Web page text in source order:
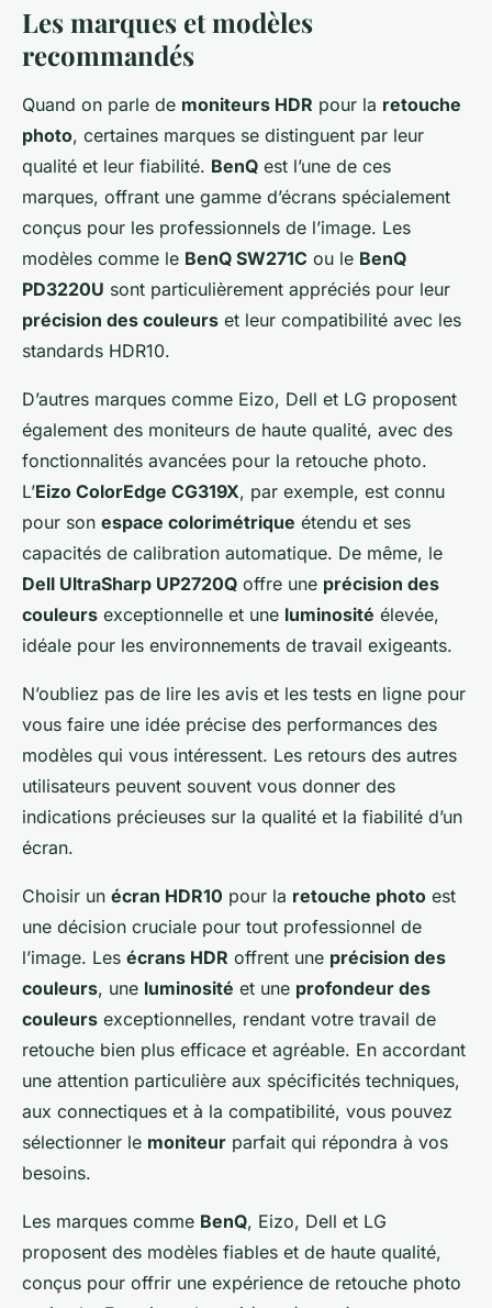
Les marques et modèles
recommandés
Quand on parle de moniteurs HDR pour la retouche
photo, certaines marques se distinguent par leur
qualité et leur fiabilité. BenQ est l’une de ces
marques, offrant une gamme d’écrans spécialement
conçus pour les professionnels de l’image. Les
modèles comme le BenQ SW271C ou le BenQ
PD3220U sont particulièrement appréciés pour leur
précision des couleurs et leur compatibilité avec les
standards HDR10.
D’autres marques comme Eizo, Dell et LG proposent
également des moniteurs de haute qualité, avec des
fonctionnalités avancées pour la retouche photo.
L’Eizo ColorEdge CG319X, par exemple, est connu
pour son espace colorimétrique étendu et ses
capacités de calibration automatique. De même, le
Dell UltraSharp UP2720Q offre une précision des
couleurs exceptionnelle et une luminosité élevée,
idéale pour les environnements de travail exigeants.
N’oubliez pas de lire les avis et les tests en ligne pour
vous faire une idée précise des performances des
modèles qui vous intéressent. Les retours des autres
utilisateurs peuvent souvent vous donner des
indications précieuses sur la qualité et la fiabilité d’un
écran.
Choisir un écran HDR10 pour la retouche photo est
une décision cruciale pour tout professionnel de
l’image. Les écrans HDR offrent une précision des
couleurs, une luminosité et une profondeur des
couleurs exceptionnelles, rendant votre travail de
retouche bien plus efficace et agréable. En accordant
une attention particulière aux spécificités techniques,
aux connectiques et à la compatibilité, vous pouvez
sélectionner le moniteur parfait qui répondra à vos
besoins.
Les marques comme BenQ, Eizo, Dell et LG
proposent des modèles fiables et de haute qualité,
conçus pour offrir une expérience de retouche photo